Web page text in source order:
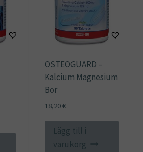
OSTEOGUARD –
Kalcium Magnesium
Bor
18,20€
Lägg till i
varukorg